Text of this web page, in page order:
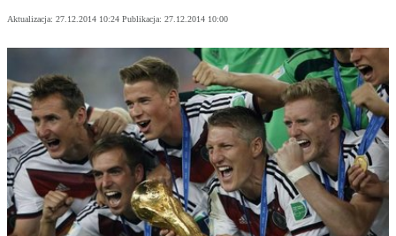
Aktualizacja: 27.12.2014 10:24 Publikacja: 27.12.2014 10:00